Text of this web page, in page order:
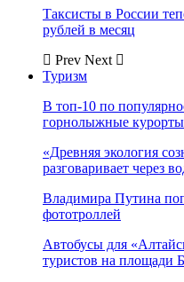
Таксисты в России
рублей в месяц
Prev Next
Туризм
В топ-10 по
горнолыжные курорты
«Древняя экология
разговаривает через
Владимира Путина
фототроллей
Автобусы для
туристов на площади